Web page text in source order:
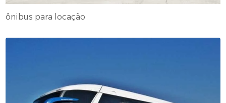
ônibus para locação